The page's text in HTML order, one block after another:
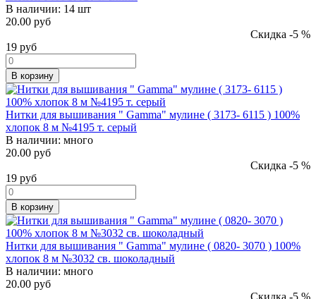
В наличии: 14 шт
20.00 руб
Скидка -5 %
19 руб
В корзину
Нитки для вышивания " Gamma" мулине ( 3173- 6115 ) 100%
хлопок 8 м №4195 т. серый
В наличии: много
20.00 руб
Скидка -5 %
19 руб
В корзину
Нитки для вышивания " Gamma" мулине ( 0820- 3070 ) 100%
хлопок 8 м №3032 св. шоколадный
В наличии: много
20.00 руб
Скидка -5 %